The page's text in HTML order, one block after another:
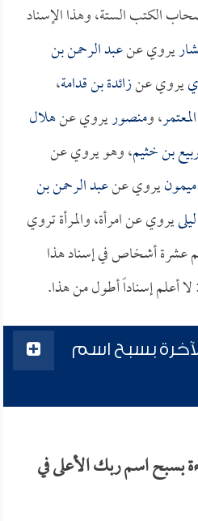
الكتب الستة، وهذا الإسناد
يروي عنعبد الرحمن بن
يروي عنزائدة بن قدامة،
، ومنصوريروي عنهلال
بن خثيم، وهو يروي عن
يروي عنعبد الرحمن بن
يروي عن امرأة، والمرأة تروي
عشرة أشخاص في إسناد هذا
: لا أعلم إسناداً أطول من هذا.
بسبح اسم
بسبح اسم ربك الأعلى في